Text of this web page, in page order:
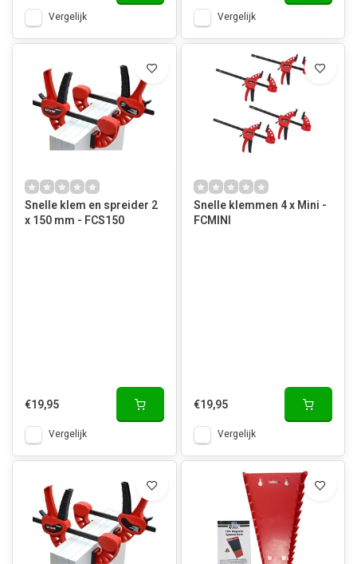
Vergelijk Vergelijk
Snelle klem en spreider 2
x 150 mm - FCS150
€19,95
Vergelijk
Snelle klemmen 4 x Mini -
FCMINI
€19,95
Vergelijk